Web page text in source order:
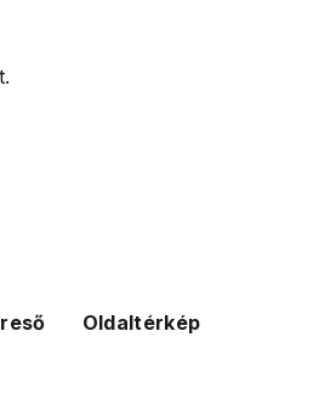
Oldaltérkép